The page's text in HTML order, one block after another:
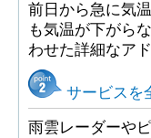
前日から急に気
も気温が下がら
わせた詳細なア
サービスを
雨雲レーダーや